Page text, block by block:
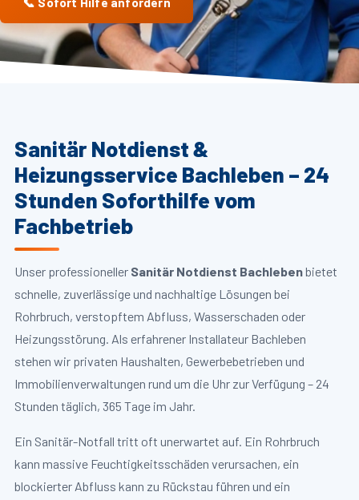
Sanitär Notdienst &
Heizungsservice Bachleben – 24
Stunden Soforthilfe vom
Fachbetrieb
Unser professioneller Sanitär Notdienst Bachlebenbietet
schnelle, zuverlässige und nachhaltige Lösungen bei
Rohrbruch, verstopftem Abfluss, Wasserschaden oder
Heizungsstörung. Als erfahrener Installateur Bachleben
stehen wir privaten Haushalten, Gewerbebetrieben und
Immobilienverwaltungen rund um die Uhr zur Verfügung – 24
Stunden täglich, 365 Tage im Jahr.
Ein Sanitär-Notfall tritt oft unerwartet auf. Ein Rohrbruch
kann massive Feuchtigkeitsschäden verursachen, ein
blockierter Abfluss kann zu Rückstau führen und ein